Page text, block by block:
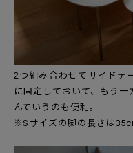
2つ組み合わせてサイドテ
に固定しておいて、もう
んていうのも便利。
※Sサイズの脚の長さは